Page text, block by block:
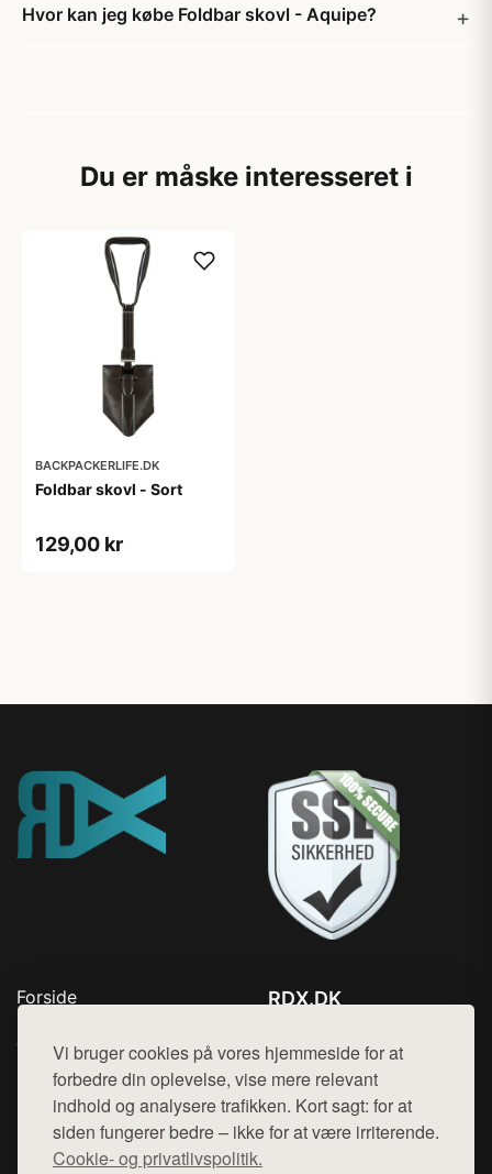
Vi bruger cookies på vores hjemmeside for at
forbedre din oplevelse, vise mere relevant
indhold og analysere trafikken. Kort sagt: for at
siden fungerer bedre – ikke for at være irriterende.
Cookie- og privatlivspolitik.
Hvor kan jeg købe Foldbar skovl - Aquipe?
Du er måske interesseret i
BACKPACKERLIFE.DK
Foldbar skovl - Sort
129,00 kr
Forside
Top Rabatter
Blog
Kontakt
RDX.DK
Mail: hej@want.dk
Cookie- og privatlivspolitik